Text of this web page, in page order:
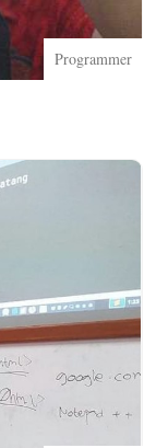
Programmer